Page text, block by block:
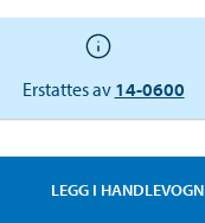
Erstattes av 14-0600
LEGG I HANDLEVOGN